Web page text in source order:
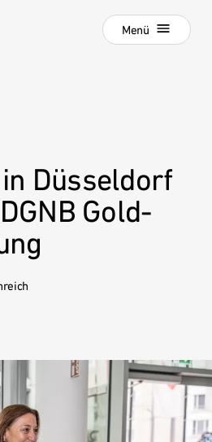
Menü
Schließen
Service
in Düsseldorf
Gold-